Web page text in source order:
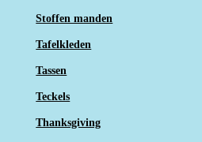
Stoffen manden
Tafelkleden
Tassen
Teckels
Thanksgiving